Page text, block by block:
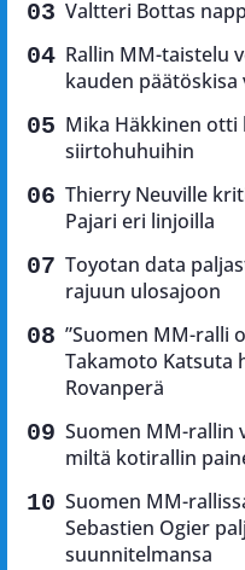
Valtteri Bottas
Rallin MM-taistelu
kauden päätöskisa
Mika Häkkinen otti
siirtohuhuihin
Thierry Neuville
Pajari eri linjoilla
Toyotan data
rajuun ulosajoon
”Suomen MM-ralli
Takamoto Katsuta
Rovanperä
Suomen MM-rallin
miltä kotirallin
Suomen MM-
Sebastien Ogier
suunnitelmansa